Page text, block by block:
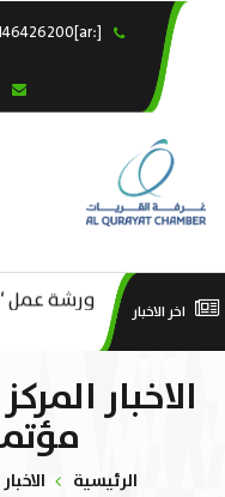
[:ar]966146426200+[:en]+966 0146426200[:] ×
اخر الاخبار
ورشة عمل
لقطاعالاخبار
الرئيسية الاخبار